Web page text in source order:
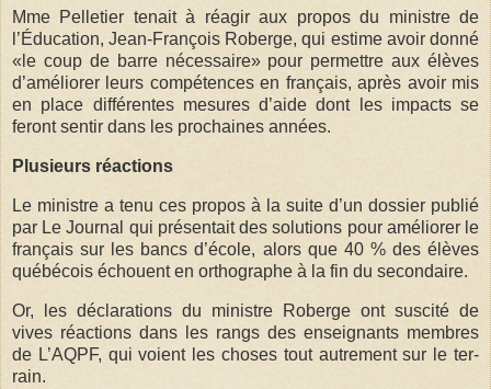
Mme Pelletier tenait à réagir aux propos du ministre de
l’Éducation, Jean-François Roberge, qui estime avoir donné
«le coup de barre nécessaire» pour permettre aux élèves
d’améliorer leurs compétences en français, après avoir mis
en place différentes mesures d’aide dont les impacts se
feront sentir dans les prochaines années.
Plusieurs réactions
Le ministre a tenu ces pro­pos à la suite d’un dos­sier publié
par Le Jour­nal qui pré­sen­tait des solu­tions pour amé­lio­rer le
français sur les bancs d’école, alors que 40 % des élèves
qué­bé­cois échouent en ortho­graphe à la fin du secon­daire.
Or, les décla­ra­tions du ministre Roberge ont sus­cité de
vives réac­tions dans les rangs des ensei­gnants membres
de L’AQPF, qui voient les choses tout autre­ment sur le ter­
rain.